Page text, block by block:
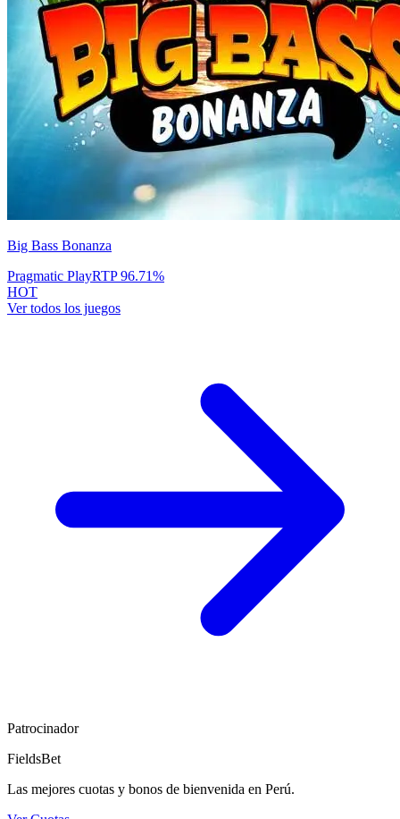
Big Bass Bonanza
Pragmatic PlayRTP96.71%
HOT
Ver todos los juegos
Patrocinador
FieldsBet
Las mejores cuotas y bonos de bienvenida en Perú.